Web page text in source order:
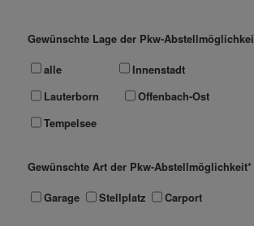
Gewünschte Lage der Pkw-
alle
Innenstadt
Lauterborn
Offenbach-Ost
Tempelsee
Gewünschte Art der Pkw-Abstellmöglichkeit*
Garage Stellplatz Carport